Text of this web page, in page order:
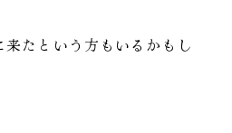
たという方もいるかもし